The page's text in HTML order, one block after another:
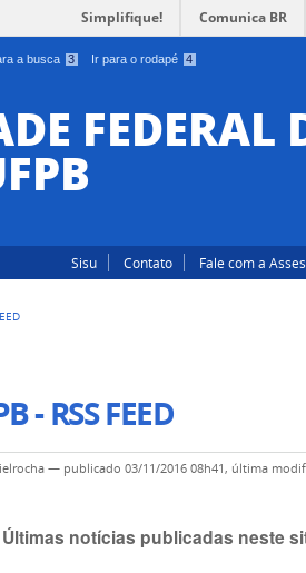
a busca 3 Ir para o rodapé 4
Simplifique! Comunica BR
FEDERAL
Sisu Contato Fale com a
- RSS FEED
— publicado 03/11/2016 08h41, última
Últimas notícias publicadas neste